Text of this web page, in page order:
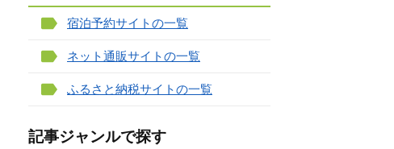
宿泊予約サイトの一覧
ネット通販サイトの一覧
ふるさと納税サイトの一覧
記事ジャンルで探す